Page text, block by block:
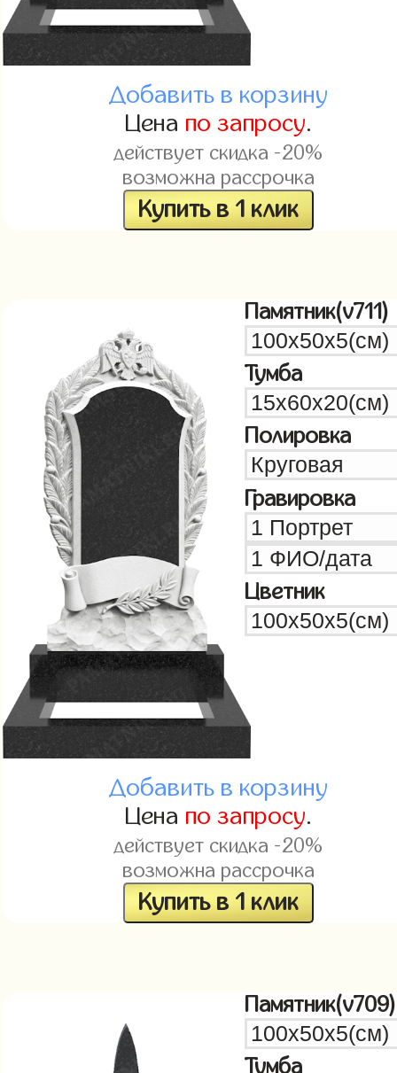
Добавить в корзину
Цена по запросу.
действует скидка -20%
возможна рассрочка
Купить в 1 клик
Памятник(v711)
Тумба
Полировка
Гравировка
Цветник
Добавить в корзину
Цена по запросу.
действует скидка -20%
возможна рассрочка
Купить в 1 клик
Памятник(v709)
Тумба